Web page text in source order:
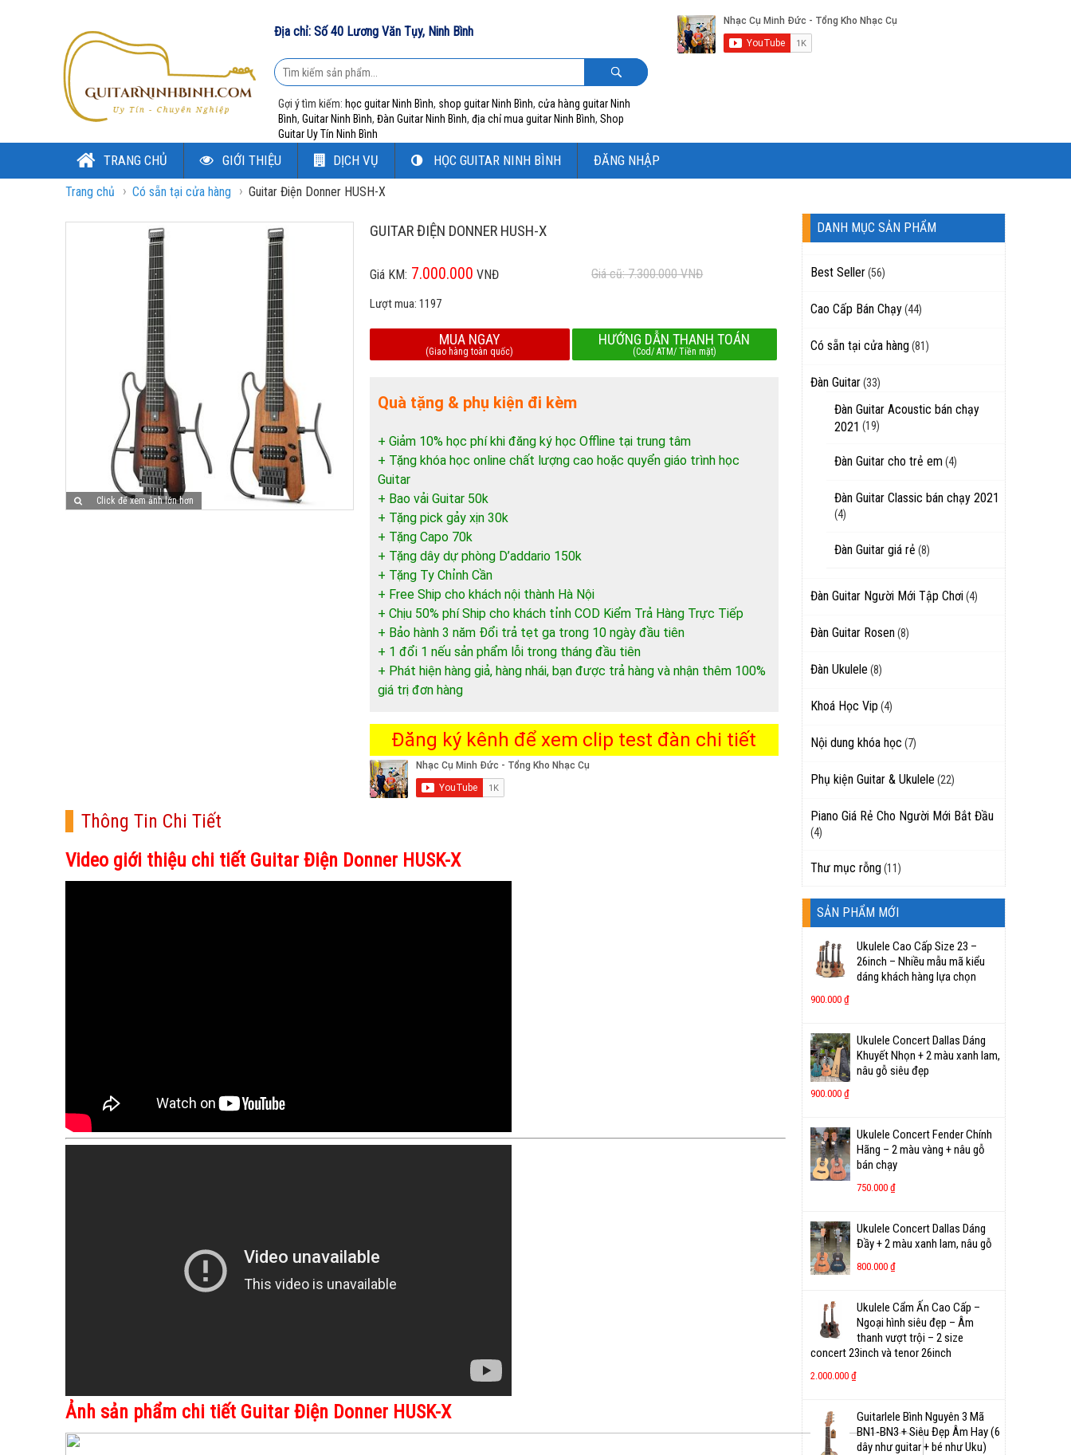
Địa chỉ: Số 40 Lương Văn Tụy, Ninh Bình
Gợi ý tìm kiếm: học guitar Ninh Bình, shop guitar Ninh Bình, cửa hàng guitar Ninh
Bình, Guitar Ninh Bình, Đàn Guitar Ninh Bình, địa chỉ mua guitar Ninh Bình, Shop
Guitar Uy Tín Ninh Bình
TRANG CHỦ GIỚI THIỆU DỊCH VỤ HỌC GUITAR NINH BÌNH ĐĂNG NHẬP
Trang chủ › Có sẵn tại cửa hàng › Guitar Điện Donner HUSH-X
Click để xem ảnh lớn hơn
GUITAR ĐIỆN DONNER HUSH-X
Giá KM: 7.000.000 VNĐ Giá cũ: 7.300.000VNĐ
Lượt mua: 1197
MUA NGAY
(Giao hàng toàn quốc)
HƯỚNG DẪN THANH TOÁN
(Cod/ ATM/ Tiền mặt)
Quà tặng & phụ kiện đi kèm
+ Giảm 10% học phí khi đăng ký học Offline tại trung tâm
+ Tặng khóa học online chất lượng cao hoặc quyển giáo trình học
Guitar
+ Bao vải Guitar 50k
+ Tặng pick gảy xịn 30k
+ Tặng Capo 70k
+ Tặng dây dự phòng D’addario 150k
+ Tặng Ty Chỉnh Cần
+ Free Ship cho khách nội thành Hà Nội
+ Chịu 50% phí Ship cho khách tỉnh COD Kiểm Trả Hàng Trực Tiếp
+ Bảo hành 3 năm Đổi trả tẹt ga trong 10 ngày đầu tiên
+ 1 đổi 1 nếu sản phẩm lỗi trong tháng đầu tiên
+ Phát hiện hàng giả, hàng nhái, bạn được trả hàng và nhận thêm 100%
giá trị đơn hàng
Đăng ký kênh để xem clip test đàn chi tiết
Thông Tin Chi Tiết
Video giới thiệu chi tiết Guitar Điện Donner HUSK-X
Ảnh sản phẩm chi tiết Guitar Điện Donner HUSK-X
DANH MỤC SẢN PHẨM
Best Seller(56)
Cao Cấp Bán Chạy(44)
Có sẵn tại cửa hàng(81)
Đàn Guitar(33)
Đàn Guitar Acoustic bán chạy
2021 (19)
Đàn Guitar cho trẻ em (4)
Đàn Guitar Classic bán chạy 2021
(4)
Đàn Guitar giá rẻ (8)
Đàn Guitar Người Mới Tập Chơi(4)
Đàn Guitar Rosen (8)
Đàn Ukulele (8)
Khoá Học Vip (4)
Nội dung khóa học (7)
Phụ kiện Guitar & Ukulele (22)
Piano Giá Rẻ Cho Người Mới Bắt Đầu
(4)
Thư mục rỗng (11)
SẢN PHẨM MỚI
Ukulele Cao Cấp Size 23 –
26inch – Nhiều mẫu mã kiểu
dáng khách hàng lựa chọn
900.000 ₫
Ukulele Concert Dallas Dáng
Khuyết Nhọn + 2 màu xanh lam,
nâu gỗ siêu đẹp
900.000 ₫
Ukulele Concert Fender Chính
Hãng – 2 màu vàng + nâu gỗ
bán chạy
750.000 ₫
Ukulele Concert Dallas Dáng
Đầy + 2 màu xanh lam, nâu gỗ
800.000 ₫
Ukulele Cẩm Ấn Cao Cấp –
Ngoại hình siêu đẹp – Âm
thanh vượt trội – 2 size
concert 23inch và tenor 26inch
2.000.000 ₫
Guitarlele Bình Nguyên 3 Mã
BN1-BN3 + Siêu Đẹp Âm Hay (6
dây như guitar + bé như Uku)